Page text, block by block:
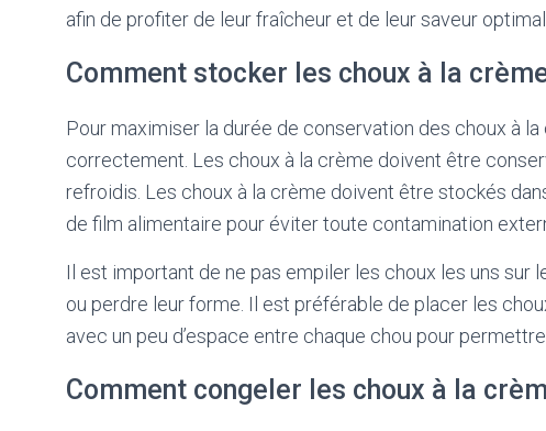
afin de profiter de leur fraîcheur et de leur saveur
Comment stocker les choux à la
Pour maximiser la durée de conservation des choux à
correctement. Les choux à la crème doivent être
refroidis. Les choux à la crème doivent être stockés
de film alimentaire pour éviter toute contamination
Il est important de ne pas empiler les choux les uns sur
ou perdre leur forme. Il est préférable de placer les
avec un peu d’espace entre chaque chou pour
Comment congeler les choux à la